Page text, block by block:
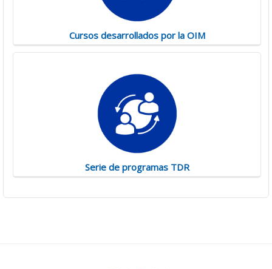
Cursos desarrollados por la OIM
Serie de programas TDR